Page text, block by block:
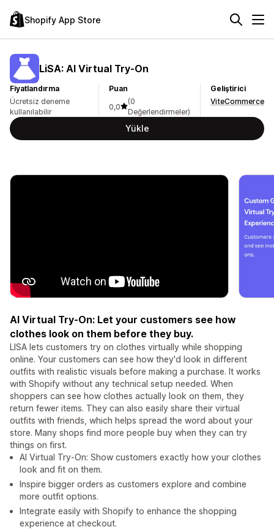
Shopify App Store
LiSA: AI Virtual Try‑On
Fiyatlandırma
Ücretsiz deneme
kullanılabilir
Puan
0,0
(0
Değerlendirmeler)
Geliştirici
ViteCommerce
Yükle
AI Virtual Try-On: Let your customers see how
clothes look on them before they buy.
LISA lets customers try on clothes virtually while shopping
online. Your customers can see how they'd look in different
outfits with realistic visuals before making a purchase. It works
with Shopify without any technical setup needed. When
shoppers can see how clothes actually look on them, they
return fewer items. They can also easily share their virtual
outfits with friends, which helps spread the word about your
store. Many shops find more people buy when they can try
things on first.
AI Virtual Try-On: Show customers exactly how your clothes
look and fit on them.
Inspire bigger orders as customers explore and combine
more outfit options.
Integrate easily with Shopify to enhance the shopping
experience at checkout.